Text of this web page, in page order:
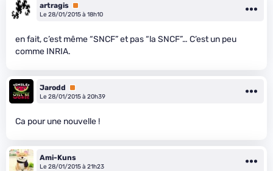
artragis Premium
Le 28/01/2015 à 18h10
en fait, c’est même “SNCF” et pas “la SNCF”… C’est un peu
comme INRIA.
Jarodd
Premium
Le 28/01/2015 à 20h39
Ca pour une nouvelle !
Ami-Kuns
Le 28/01/2015 à 21h23